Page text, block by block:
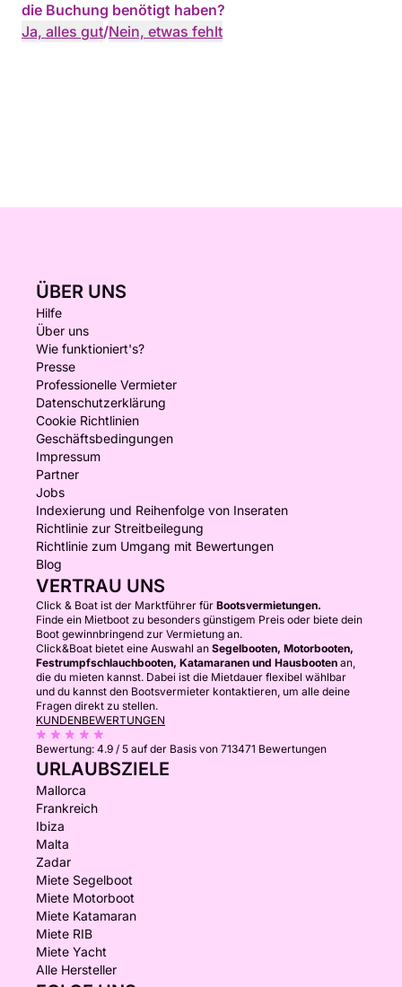
die Buchung benötigt haben?
Ja, alles gut/Nein, etwas fehlt
ÜBER UNS
Hilfe
Über uns
Wie funktioniert's?
Presse
Professionelle Vermieter
Datenschutzerklärung
Cookie Richtlinien
Geschäftsbedingungen
Impressum
Partner
Jobs
Indexierung und Reihenfolge von Inseraten
Richtlinie zur Streitbeilegung
Richtlinie zum Umgang mit Bewertungen
Blog
VERTRAU UNS
Click & Boat ist der Marktführer für Bootsvermietungen.
Finde ein Mietboot zu besonders günstigem Preis oder biete dein
Boot gewinnbringend zur Vermietung an.
Click&Boat bietet eine Auswahl an Segelbooten, Motorbooten,
Festrumpfschlauchbooten, Katamaranen und Hausbooten an,
die du mieten kannst. Dabei ist die Mietdauer flexibel wählbar
und du kannst den Bootsvermieter kontaktieren, um alle deine
Fragen direkt zu stellen.
KUNDENBEWERTUNGEN
Bewertung: 4.9 / 5 auf der Basis von 713471 Bewertungen
URLAUBSZIELE
Mallorca
Frankreich
Ibiza
Malta
Zadar
Miete Segelboot
Miete Motorboot
Miete Katamaran
Miete RIB
Miete Yacht
Alle Hersteller